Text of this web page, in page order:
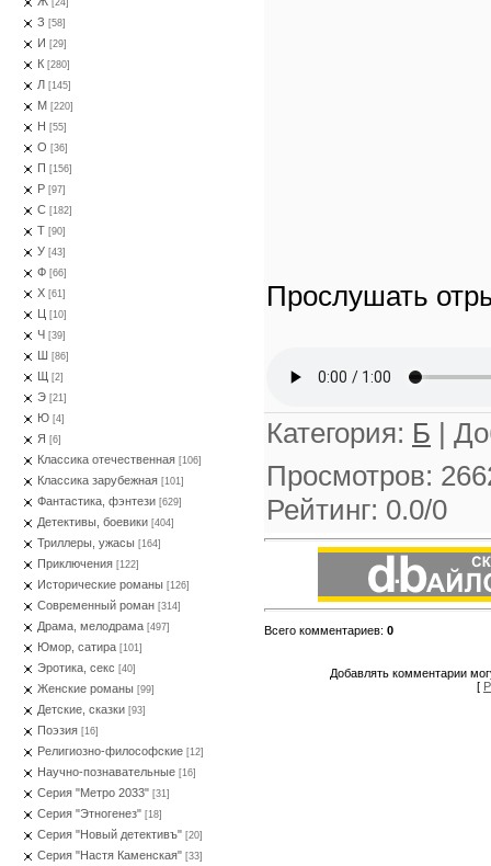
[24]
З [58]
И [29]
К [280]
Л [145]
М [220]
Н [55]
О [36]
П [156]
Р [97]
С [182]
Т [90]
У [43]
Ф [66]
Х [61]
Ц [10]
Ч [39]
Ш [86]
Щ [2]
Э [21]
Ю [4]
Я [6]
Классика отечественная [106]
Классика зарубежная [101]
Фантастика, фэнтези [629]
Детективы, боевики [404]
Триллеры, ужасы [164]
Приключения [122]
Исторические романы [126]
Современный роман [314]
Драма, мелодрама [497]
Юмор, сатира [101]
Эротика, секс [40]
Женские романы [99]
Детские, сказки [93]
Поэзия [16]
Религиозно-философские [12]
Научно-познавательные [16]
Серия "Метро 2033" [31]
Серия "Этногенез" [18]
Серия "Новый детективъ" [20]
Серия "Настя Каменская" [33]
Прослушать
Категория: Б |
Просмотров:
Рейтинг: 0.0/0
Всего комментариев: 0
Добавлять комментарии
[